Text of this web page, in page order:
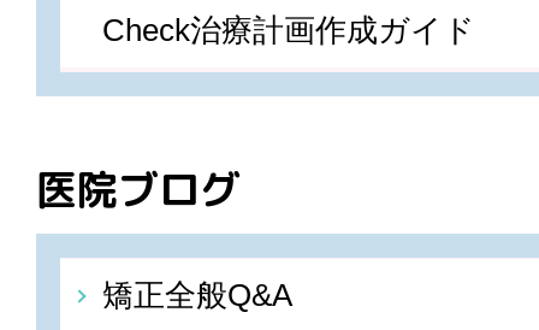
Check治療計画作成ガイド
医院ブログ
矯正全般Q&A